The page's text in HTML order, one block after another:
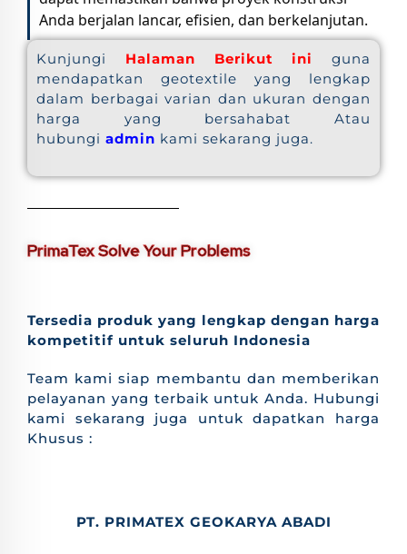
Anda berjalan lancar, efisien, dan berkelanjutan.
Kunjungi Halaman Berikut ini
guna
mendapatkan geotextile yang lengkap
dalam berbagai varian dan ukuran dengan
harga yang bersahabat Atau
hubungi admin kami sekarang juga.
PrimaTex Solve Your Problems
Tersedia produk yang lengkap dengan harga
kompetitif untuk seluruh Indonesia
Team kami siap membantu dan memberikan
pelayanan yang terbaik untuk Anda. Hubungi
kami sekarang juga untuk dapatkan harga
Khusus :
PT. PRIMATEX GEOKARYA ABADI